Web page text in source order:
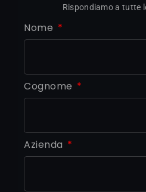
Rispondiamo a tutte
Nome
Cognome
Azienda